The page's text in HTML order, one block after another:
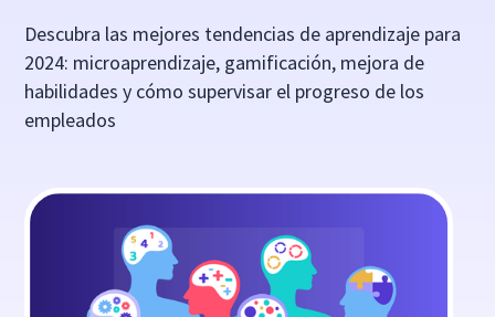
Descubra las mejores tendencias de aprendizaje para
2024: microaprendizaje, gamificación, mejora de
habilidades y cómo supervisar el progreso de los
empleados